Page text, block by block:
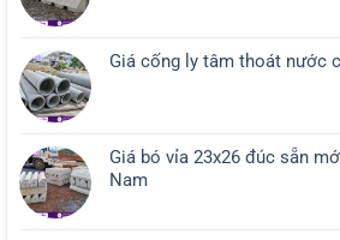
Giá cống ly tâm thoát nước
Giá bó vỉa 23x26 đúc sẵn
Nam